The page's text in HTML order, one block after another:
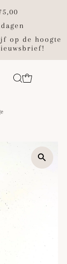
op de hoogte